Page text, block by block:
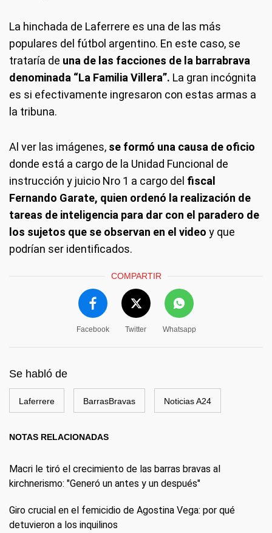
La hinchada de Laferrere es una de las más
populares del fútbol argentino. En este caso, se
trataría de una de las facciones de la barrabrava
denominada “La Familia Villera”. La gran incógnita
es si efectivamente ingresaron con estas armas a
la tribuna.
Al ver las imágenes, se formó una causa de oficio
donde está a cargo de la Unidad Funcional de
instrucción y juicio Nro 1 a cargo del fiscal
Fernando Garate, quien ordenó la realización de
tareas de inteligencia para dar con el paradero de
los sujetos que se observan en el video y que
podrían ser identificados.
COMPARTIR
Facebook Twitter Whatsapp
Se habló de
Laferrere BarrasBravas Noticias A24
NOTAS RELACIONADAS
Macri le tiró el crecimiento de las barras bravas al
kirchnerismo: "Generó un antes y un después"
Giro crucial en el femicidio de Agostina Vega: por qué
detuvieron a los inquilinos